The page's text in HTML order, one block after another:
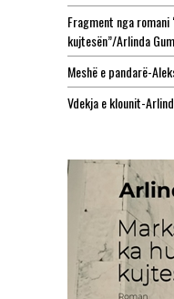
Fragment nga
kujtesën”/Arlinda
Meshë e pandarë-
Vdekja e klounit-